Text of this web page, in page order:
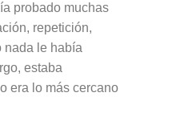
probado muchas
repetición,
nada le había
estaba
era lo más cercano